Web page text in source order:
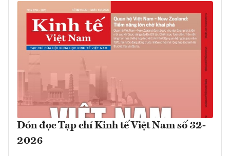
Đón đọc Tạp chí Kinh tế Việt Nam số 32-
2026